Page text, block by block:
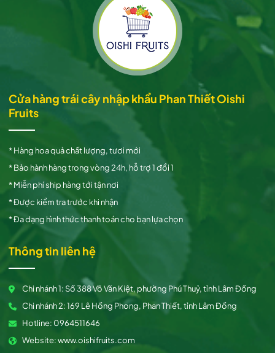
Cửa hàng trái cây nhập khẩu Phan Thiết Oishi
Fruits
* Hàng hoa quả chất lượng, tươi mới
* Bảo hành hàng trong vòng 24h, hỗ trợ 1 đổi 1
* Miễn phí ship hàng tới tận nơi
* Được kiểm tra trước khi nhận
* Đa dạng hình thức thanh toán cho bạn lựa chọn
Thông tin liên hệ
Chi nhánh 1: Số 388 Võ Văn Kiệt, phường Phú Thuỷ, tỉnh Lâm Đồng
Chi nhánh 2: 169 Lê Hồng Phong, Phan Thiết, tỉnh Lâm Đồng
Hotline: 0964511646
Website: www.oishifruits.com